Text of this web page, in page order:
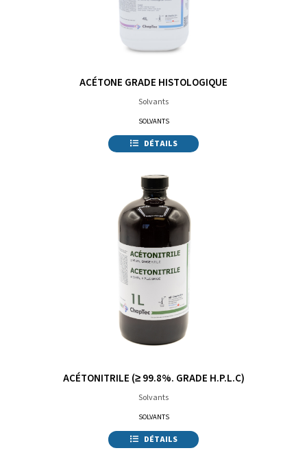
ACÉTONE GRADE HISTOLOGIQUE
Solvants
SOLVANTS
DÉTAILS
ACÉTONITRILE (≥ 99.8%. GRADE H.P.L.C)
Solvants
SOLVANTS
DÉTAILS